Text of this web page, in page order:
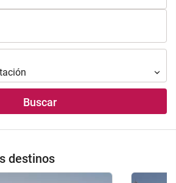
Buscar
destinos